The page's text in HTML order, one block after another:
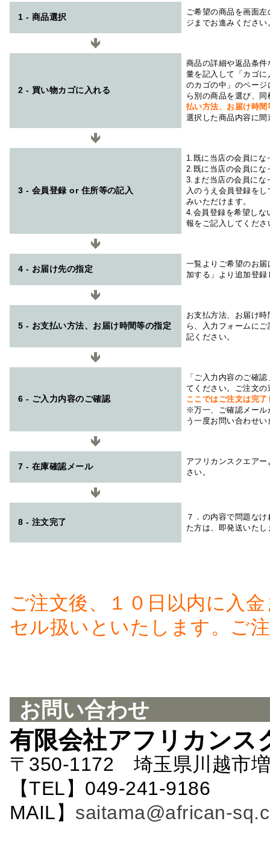
1 - 商品選択
ご希望の商品を画面
ジまでお進みください
2 - 買い物カゴに入れる
商品の詳細や返品条
量を記入して「カゴ
のカゴの中」のペー
ら別の商品を選び、
払い方法、お届け時
選択した商品内容に
3 - 会員登録 or 住所等の記入
1.既に当店の会員にな
2.既に当店の会員にな
3.まだ当店の会員にな
入のうえ会員登録を
みいただけます。
4.会員登録を希望しな
報をご記入してくださ
4 - お届け先の指定
一覧よりご希望のお
加する」より追加登
5 - お支払い方法、お届け時間等の指定
お支払方法、お届け
ら、入力フォームに
記ください。
6 - ご入力内容のご確認
「ご入力内容のご確
てください。ご注文
ここではご注文は完
※万一、ご確認メール
う一度お問い合わせ
7 - 在庫確認メール
アフリカンスクエアー
さい。
8 - 注文完了
７．の内容で問題な
た方は、即発送いたし
ご注文後、１０日以内に入
セル扱いといたします。ご
お問い合わせ
有限会社アフリカンス
〒350-1172 埼玉県川越市
【TEL】049-241-
MAIL】 saitama@african-